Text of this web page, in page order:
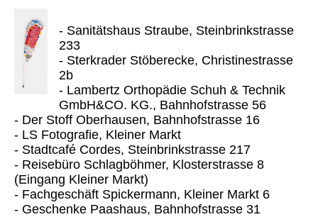
- Sanitätshaus Straube, Steinbrinkstrasse
233
- Sterkrader Stöberecke, Christinestrasse
2b
- Lambertz Orthopädie Schuh & Technik
GmbH&CO. KG., Bahnhofstrasse 56
- Der Stoff Oberhausen, Bahnhofstrasse 16
- LS Fotografie, Kleiner Markt
- Stadtcafé Cordes, Steinbrinkstrasse 217
- Reisebüro Schlagböhmer, Klosterstrasse 8
(Eingang Kleiner Markt)
- Fachgeschäft Spickermann, Kleiner Markt 6
- Geschenke Paashaus, Bahnhofstrasse 31